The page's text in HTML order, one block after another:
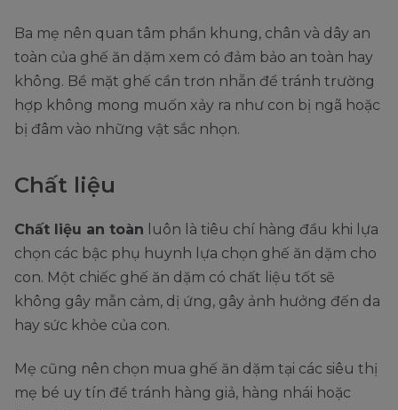
Ba mẹ nên quan tâm phần khung, chân và dây an
toàn của ghế ăn dặm xem có đảm bảo an toàn hay
không. Bề mặt ghế cần trơn nhẵn để tránh trường
hợp không mong muốn xảy ra như con bị ngã hoặc
bị đâm vào những vật sắc nhọn.
Chất liệu
Chất liệu an toàn luôn là tiêu chí hàng đầu khi lựa
chọn các bậc phụ huynh lựa chọn ghế ăn dặm cho
con. Một chiếc ghế ăn dặm có chất liệu tốt sẽ
không gây mẫn cảm, dị ứng, gây ảnh hưởng đến da
hay sức khỏe của con.
Mẹ cũng nên chọn mua ghế ăn dặm tại các siêu thị
mẹ bé uy tín để tránh hàng giả, hàng nhái hoặc